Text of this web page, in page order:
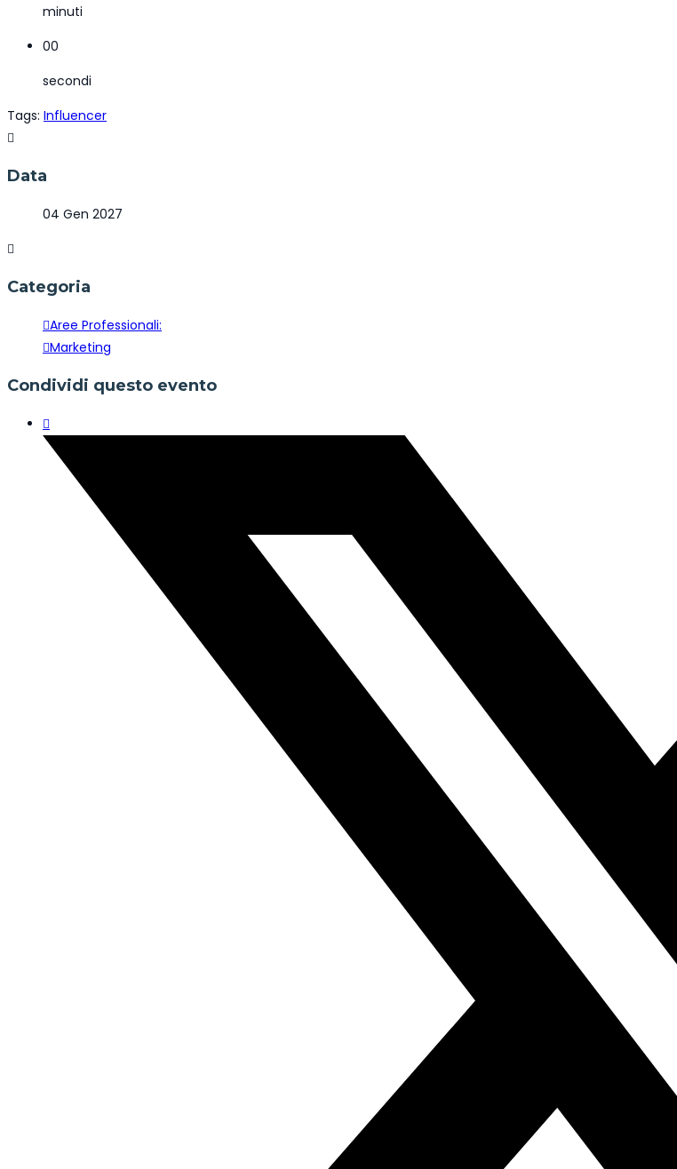
minuti
00
secondi
Tags: Influencer
Data
04 Gen 2027
Categoria
Aree Professionali:
Marketing
Condividi questo evento